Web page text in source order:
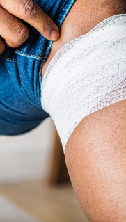
28 ФЕВРАЛЯ, 2019